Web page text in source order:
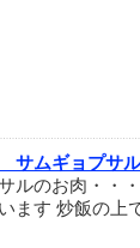
サムギョプサ
ルのお肉・・
ます 炒飯の上